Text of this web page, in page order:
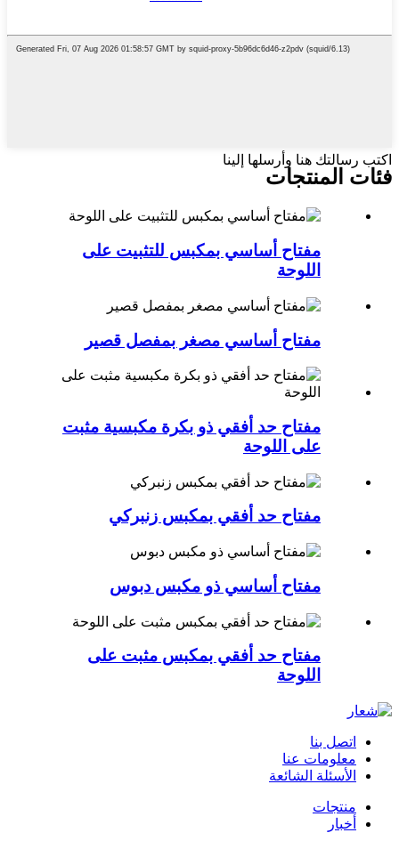
اكتب رسالتك هنا وأرسلها إلينا
فئات المنتجات
مفتاح أساسي بمكبس للتثبيت على
اللوحة
مفتاح أساسي مصغر بمفصل قصير
مفتاح حد أفقي ذو بكرة مكبسية مثبت
على اللوحة
مفتاح حد أفقي بمكبس زنبركي
مفتاح أساسي ذو مكبس دبوس
مفتاح حد أفقي بمكبس مثبت على
اللوحة
اتصل بنا
معلومات عنا
الأسئلة الشائعة
منتجات
أخبار